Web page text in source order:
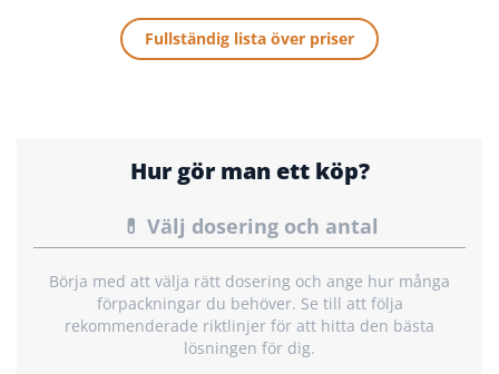
Fullständig lista över priser
Hur gör man ett köp?
💊 Välj dosering och antal
Börja med att välja rätt dosering och ange hur många
förpackningar du behöver. Se till att följa
rekommenderade riktlinjer för att hitta den bästa
lösningen för dig.